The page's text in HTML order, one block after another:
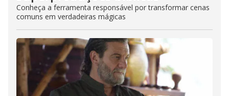
Conheça a ferramenta responsável por transformar cenas
comuns em verdadeiras mágicas